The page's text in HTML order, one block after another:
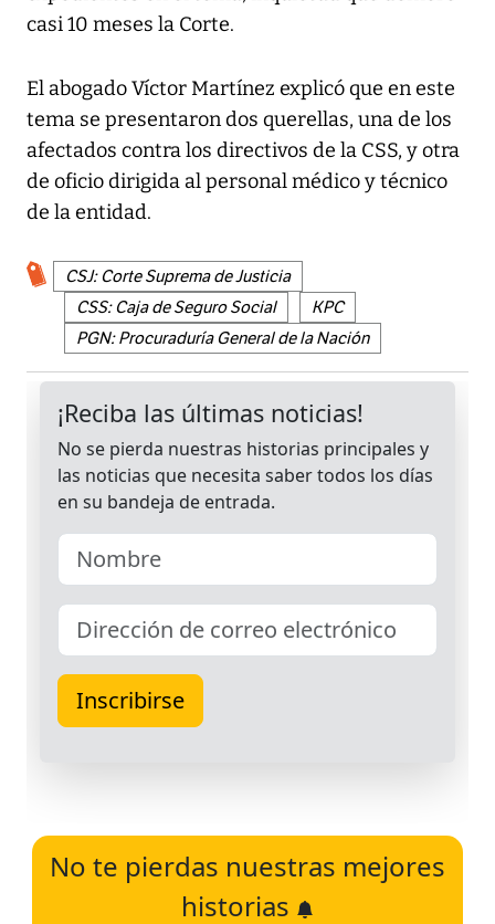
casi 10 meses la Corte.
El abogado Víctor Martínez explicó que en este
tema se presentaron dos querellas, una de los
afectados contra los directivos de la CSS, y otra
de oficio dirigida al personal médico y técnico
de la entidad.
CSJ: Corte Suprema de Justicia
CSS: Caja de Seguro Social
KPC
PGN: Procuraduría General de la Nación
No te pierdas nuestras mejores
historias